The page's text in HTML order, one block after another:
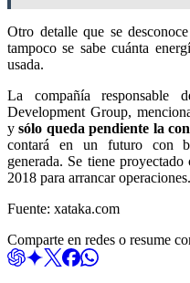
Otro detalle que se
tampoco se sabe cuánta
usada.
La compañía responsable
Development Group,
ysólo queda pendiente la
contará en un futuro con
generada. Se tiene
2018 para arrancar operaciones.
Fuente: xataka.com
Comparte en redes o resume